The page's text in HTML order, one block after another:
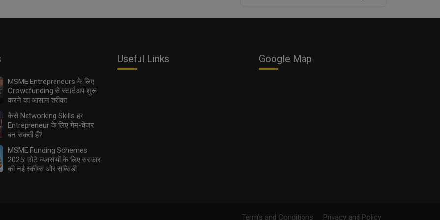
MSME Entrepreneurs के लिए
Crowdfunding से स्टार्टअप शुरू
करने का आसान तरीका
कैसे Networking Skills हर
Entrepreneur के लिए गेम-चेंजर
बन सकती हैं?
MSME Funding Schemes
2025: छोटे व्यवसायों के लिए सरकार
की नई स्कीम्स और सब्सिडी
Useful Links Google Map
Term's and Conditions Privacy and Policy